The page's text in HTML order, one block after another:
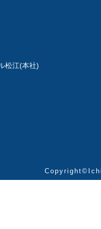
松江(本社)